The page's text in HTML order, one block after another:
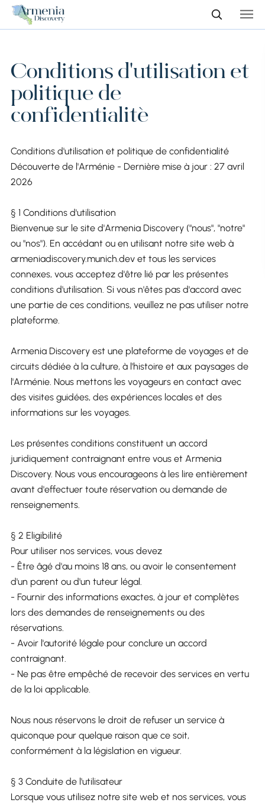
Conditions d'utilisation et
politique de
confidentialité
Conditions d'utilisation et politique de confidentialité
Découverte de l'Arménie - Dernière mise à jour : 27 avril
2026
§ 1 Conditions d'utilisation
Bienvenue sur le site d'Armenia Discovery ("nous", "notre"
ou "nos"). En accédant ou en utilisant notre site web à
armeniadiscovery.munich.dev et tous les services
connexes, vous acceptez d'être lié par les présentes
conditions d'utilisation. Si vous n'êtes pas d'accord avec
une partie de ces conditions, veuillez ne pas utiliser notre
plateforme.
Armenia Discovery est une plateforme de voyages et de
circuits dédiée à la culture, à l'histoire et aux paysages de
l'Arménie. Nous mettons les voyageurs en contact avec
des visites guidées, des expériences locales et des
informations sur les voyages.
Les présentes conditions constituent un accord
juridiquement contraignant entre vous et Armenia
Discovery. Nous vous encourageons à les lire entièrement
avant d'effectuer toute réservation ou demande de
renseignements.
§ 2 Eligibilité
Pour utiliser nos services, vous devez
- Être âgé d'au moins 18 ans, ou avoir le consentement
d'un parent ou d'un tuteur légal.
- Fournir des informations exactes, à jour et complètes
lors des demandes de renseignements ou des
réservations.
- Avoir l'autorité légale pour conclure un accord
contraignant.
- Ne pas être empêché de recevoir des services en vertu
de la loi applicable.
Nous nous réservons le droit de refuser un service à
quiconque pour quelque raison que ce soit,
conformément à la législation en vigueur.
§ 3 Conduite de l'utilisateur
Lorsque vous utilisez notre site web et nos services, vous